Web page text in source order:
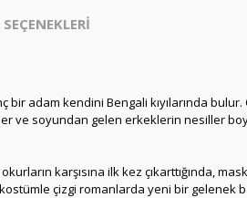
adam kendini Bengali kıyılarında
ve soyundan gelen erkeklerin nesiller
karşısına ilk kez çıkarttığında,
çizgi romanlarda yeni bir gelenek